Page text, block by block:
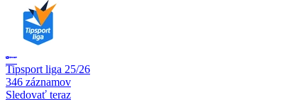
Tipsport liga 25/26
346 záznamov
Sledovať teraz